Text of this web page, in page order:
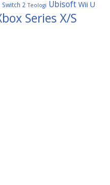
Switch 2 Teologi Ubisoft Wii U
Series X/S